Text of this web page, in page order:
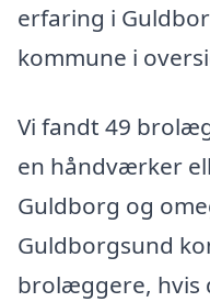
erfaring i
kommune i
Vi fandt 49
en håndværker
Guldborg og
Guldborgsund
brolæggere, hvis